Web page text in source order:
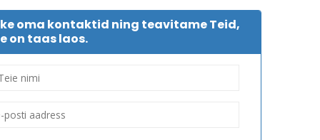
oma kontaktid ning teavitame Teid,
on taas laos.